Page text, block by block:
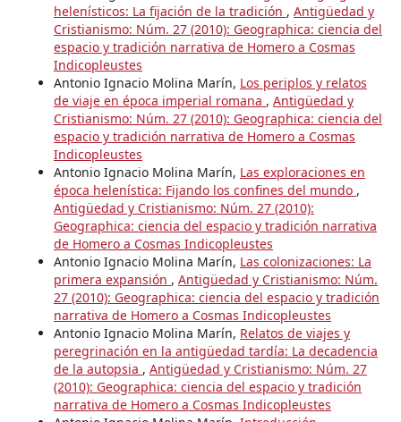
helenísticos: La fijación de la tradición , Antigüedad y
Cristianismo: Núm. 27 (2010): Geographica: ciencia del
espacio y tradición narrativa de Homero a Cosmas
Indicopleustes
Antonio Ignacio Molina Marín, Los periplos y relatos
de viaje en época imperial romana , Antigüedad y
Cristianismo: Núm. 27 (2010): Geographica: ciencia del
espacio y tradición narrativa de Homero a Cosmas
Indicopleustes
Antonio Ignacio Molina Marín, Las exploraciones en
época helenística: Fijando los confines del mundo ,
Antigüedad y Cristianismo: Núm. 27 (2010):
Geographica: ciencia del espacio y tradición narrativa
de Homero a Cosmas Indicopleustes
Antonio Ignacio Molina Marín, Las colonizaciones: La
primera expansión , Antigüedad y Cristianismo: Núm.
27 (2010): Geographica: ciencia del espacio y tradición
narrativa de Homero a Cosmas Indicopleustes
Antonio Ignacio Molina Marín, Relatos de viajes y
peregrinación en la antigüedad tardía: La decadencia
de la autopsia , Antigüedad y Cristianismo: Núm. 27
(2010): Geographica: ciencia del espacio y tradición
narrativa de Homero a Cosmas Indicopleustes